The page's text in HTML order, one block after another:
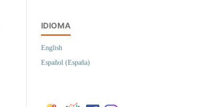
IDIOMA
English
Español (España)